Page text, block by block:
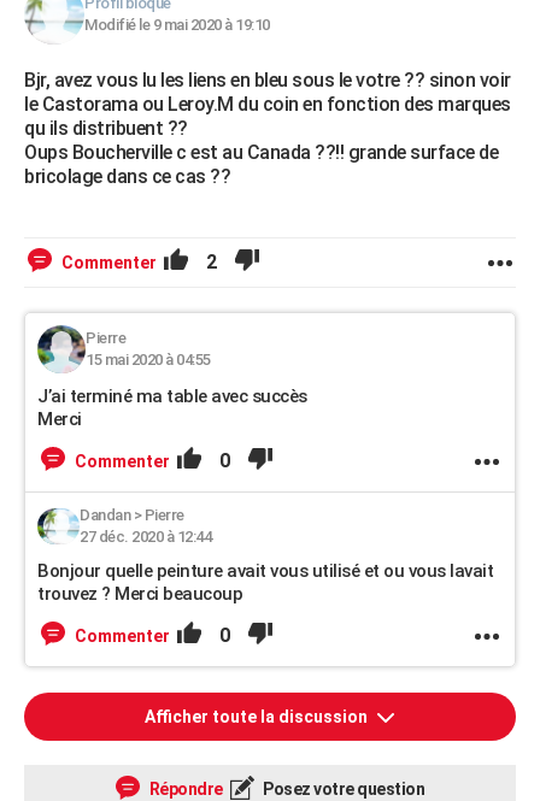
Modifié le 9 mai 2020 à 19:10
Bjr, avez vous lu les liens en bleu sous le votre ?? sinon voir
le Castorama ou Leroy.M du coin en fonction des marques
qu ils distribuent ??
Oups Boucherville c est au Canada ??!! grande surface de
bricolage dans ce cas ??
Commenter 2
Pierre
15 mai 2020 à 04:55
J’ai terminé ma table avec succès
Merci
Commenter 0
Dandan> Pierre
27 déc. 2020 à 12:44
Bonjour quelle peinture avait vous utilisé et ou vous lavait
trouvez ? Merci beaucoup
Commenter 0
Afficher toute la discussion
Répondre Posez votre question